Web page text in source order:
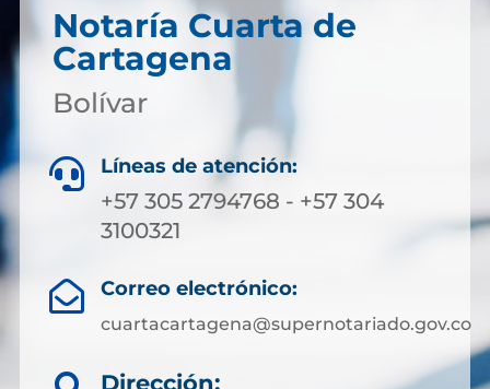
Notaría Cuarta de
Cartagena
Bolívar
 Líneas de atención:
+57 305 2794768 - +57 304
3100321
 Correo electrónico:
cuartacartagena@supernotariado.gov.co
Dirección: